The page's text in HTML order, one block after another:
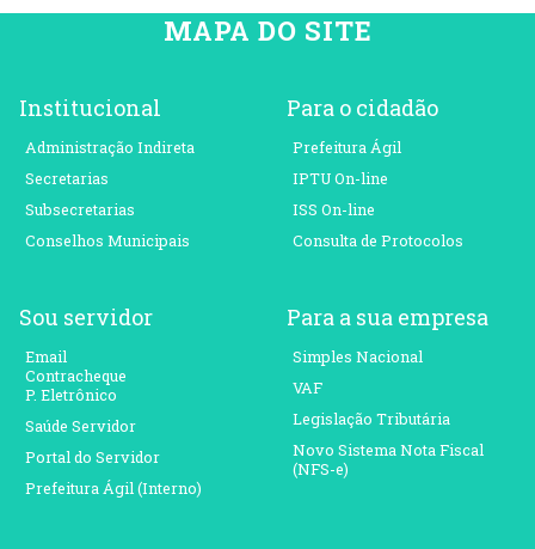
MAPA DO SITE
Institucional
Administração Indireta
Secretarias
Subsecretarias
Conselhos Municipais
Para o cidadão
Prefeitura Ágil
IPTU On-line
ISS On-line
Consulta de Protocolos
Sou servidor
Email
Contracheque
P. Eletrônico
Saúde Servidor
Portal do Servidor
Prefeitura Ágil (Interno)
Para a sua empresa
Simples Nacional
VAF
Legislação Tributária
Novo Sistema Nota Fiscal
(NFS-e)